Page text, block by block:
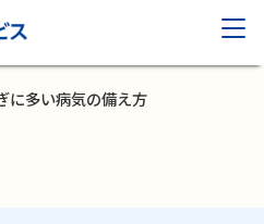
に多い病気の備え方